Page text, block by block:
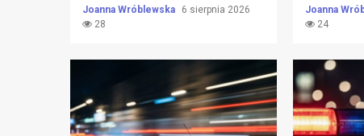
Joanna Wróblewska
6 sierpnia 2026
28
Joanna
24